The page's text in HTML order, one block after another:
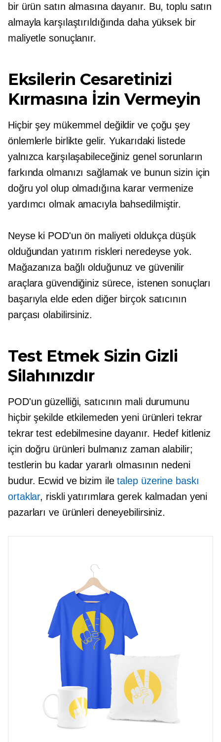
bir ürün satın almasına dayanır. Bu, toplu satın
almayla karşılaştırıldığında daha yüksek bir
maliyetle sonuçlanır.
Eksilerin Cesaretinizi
Kırmasına İzin Vermeyin
Hiçbir şey mükemmel değildir ve çoğu şey
önlemlerle birlikte gelir. Yukarıdaki listede
yalnızca karşılaşabileceğiniz genel sorunların
farkında olmanızı sağlamak ve bunun sizin için
doğru yol olup olmadığına karar vermenize
yardımcı olmak amacıyla bahsedilmiştir.
Neyse ki POD'un ön maliyeti oldukça düşük
olduğundan yatırım riskleri neredeyseyok.
Mağazanıza bağlı olduğunuz ve güvenilir
araçlara güvendiğiniz sürece, istenen sonuçları
başarıyla elde eden diğer birçok satıcının
parçası olabilirsiniz.
Test Etmek Sizin Gizli
Silahınızdır
POD'un güzelliği, satıcının mali durumunu
hiçbir şekilde etkilemeden yeni ürünleri tekrar
tekrar test edebilmesine dayanır. Hedef kitleniz
için doğru ürünleri bulmanız zaman alabilir;
testlerin bu kadar yararlı olmasının nedeni
budur. Ecwid ve bizim iletalep üzerine baskı
ortaklar, riskli yatırımlara gerek kalmadan yeni
pazarları ve ürünleri deneyebilirsiniz.